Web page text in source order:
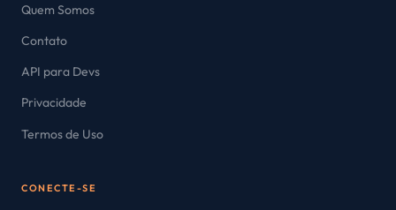
Quem Somos
Contato
API para Devs
Privacidade
Termos de Uso
CONECTE-SE